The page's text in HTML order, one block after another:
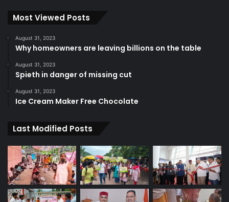
Most Viewed Posts
August 31, 2023
Why homeowners are leaving billions on the table
August 31, 2023
Spieth in danger of missing cut
August 31, 2023
Ice Cream Maker Free Chocolate
Last Modified Posts